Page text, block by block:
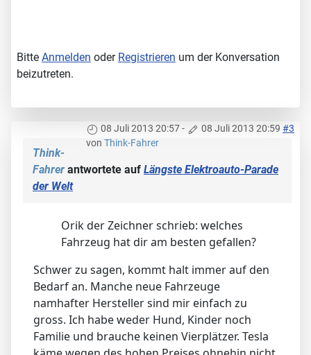
Bitte Anmelden oder Registrieren um der Konversation
beizutreten.
08 Juli 2013 20:57- 08 Juli 2013 20:59 #3
von Think-Fahrer
Think-
Fahrer antwortete auf Längste Elektroauto-Parade
der Welt
Orik der Zeichner schrieb: welches
Fahrzeug hat dir am besten gefallen?
Schwer zu sagen, kommt halt immer auf den
Bedarf an. Manche neue Fahrzeuge
namhafter Hersteller sind mir einfach zu
gross. Ich habe weder Hund, Kinder noch
Familie und brauche keinen Vierplätzer. Tesla